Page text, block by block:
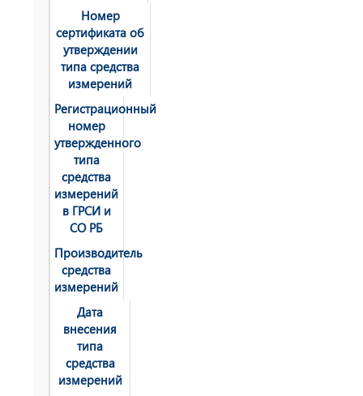
Номер
сертификата об
утверждении
типа средства
измерений
Регистрационный
номер
утвержденного
типа
средства
измерений
в ГРСИ и
СО РБ
Производитель
средства
измерений
Дата
внесения
типа
средства
измерений